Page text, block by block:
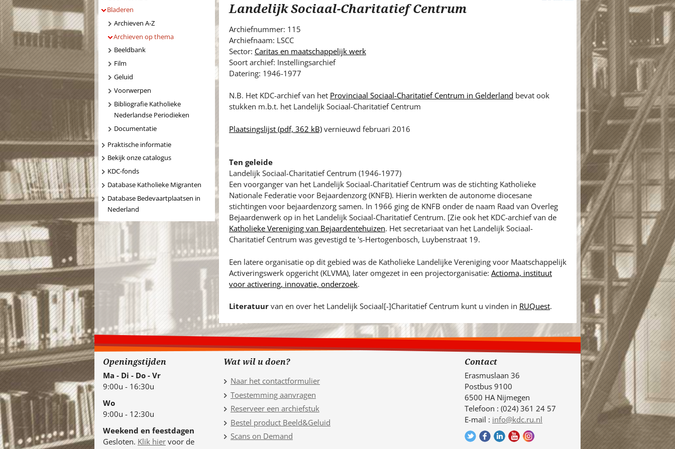
i
.
Landelijk Sociaal-Charitatief Centrum
Archiefnummer: 115
Archiefnaam: LSCC
Sector: Caritas en maatschappelijk werk
Soort archief: Instellingsarchief
Datering: 1946-1977
N.B. Het KDC-archief van het Provinciaal Sociaal-Charitatief Centrum in Gelderland bevat ook
stukken m.b.t. het Landelijk Sociaal-Charitatief Centrum
Plaatsingslijst(pdf, 362 kB)vernieuwd februari 2016
Ten geleide
Landelijk Sociaal-Charitatief Centrum (1946-1977)
Een voorganger van het Landelijk Sociaal-Charitatief Centrum was de stichting Katholieke
Nationale Federatie voor Bejaardenzorg (KNFB). Hierin werkten de autonome diocesane
stichtingen voor bejaardenzorg samen. In 1966 ging de KNFB onder de naam Raad van Overleg
Bejaardenwerk op in het Landelijk Sociaal-Charitatief Centrum. [Zie ook het KDC-archief van de
Katholieke Vereniging van Bejaardentehuizen. Het secretariaat van het Landelijk Sociaal-
Charitatief Centrum was gevestigd te 's-Hertogenbosch, Luybenstraat 19.
Een latere organisatie op dit gebied was de Katholieke Landelijke Vereniging voor Maatschappelijk
Activeringswerk opgericht (KLVMA), later omgezet in een projectorganisatie: Actioma, instituut
voor activering, innovatie, onderzoek.
Literatuurvan en over het Landelijk Sociaal[-]Charitatief Centrum kunt u vinden in RUQuest.
Bladeren
Archieven A-Z
Archieven op thema
Beeldbank
Film
Geluid
Voorwerpen
Bibliografie Katholieke
Nederlandse Periodieken
Documentatie
Praktische informatie
Bekijk onze catalogus
KDC-fonds
Database Katholieke Migranten
Database Bedevaartplaatsen in
Nederland
Openingstijden
Ma - Di - Do - Vr
9:00u - 16:30u
Wo
9:00u - 12:30u
Weekend en feestdagen
Gesloten. Klik hier voor de
Wat wil u doen?
Naar het contactformulier
Toestemming aanvragen
Reserveer een archiefstuk
Bestel product Beeld&Geluid
Scans on Demand
Contact
Erasmuslaan 36
Postbus 9100
6500 HA Nijmegen
Telefoon : (024) 361 24 57
E-mail : info@kdc.ru.nl